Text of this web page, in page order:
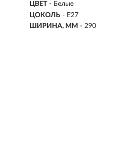
ЦВЕТ - Белые
ЦОКОЛЬ - E27
ШИРИНА, ММ - 290